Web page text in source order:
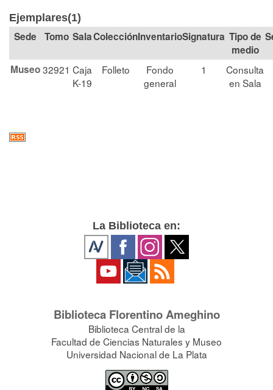
Ejemplares(1)
Tomo SalaColección Signatura Tipo de
medio
Museo32921 Caja
K-19
Folleto
Fondo
general
1
Consulta
en Sala
La Biblioteca en:
Biblioteca Florentino Ameghino
Biblioteca Central de la
Facultad de Ciencias Naturales y Museo
Universidad Nacional de La Plata